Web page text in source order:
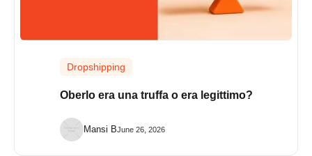
Dropshipping
Oberlo era una truffa o era legittimo?
Mansi BJune 26, 2026